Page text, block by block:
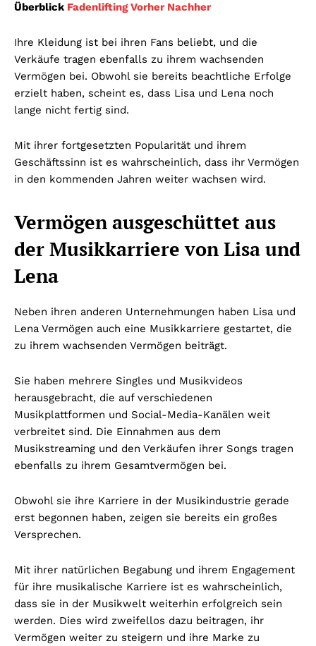
Überblick Fadenlifting Vorher Nachher
Ihre Kleidung ist bei ihren Fans beliebt, und die
Verkäufe tragen ebenfalls zu ihrem wachsenden
Vermögen bei. Obwohl sie bereits beachtliche Erfolge
erzielt haben, scheint es, dass Lisa und Lena noch
lange nicht fertig sind.
Mit ihrer fortgesetzten Popularität und ihrem
Geschäftssinn ist es wahrscheinlich, dass ihr Vermögen
in den kommenden Jahren weiter wachsen wird.
Vermögen ausgeschüttet aus
der Musikkarriere von Lisa und
Lena
Neben ihren anderen Unternehmungen haben Lisa und
Lena Vermögen auch eine Musikkarriere gestartet, die
zu ihrem wachsenden Vermögen beiträgt.
Sie haben mehrere Singles und Musikvideos
herausgebracht, die auf verschiedenen
Musikplattformen und Social-Media-Kanälen weit
verbreitet sind. Die Einnahmen aus dem
Musikstreaming und den Verkäufen ihrer Songs tragen
ebenfalls zu ihrem Gesamtvermögen bei.
Obwohl sie ihre Karriere in der Musikindustrie gerade
erst begonnen haben, zeigen sie bereits ein großes
Versprechen.
Mit ihrer natürlichen Begabung und ihrem Engagement
für ihre musikalische Karriere ist es wahrscheinlich,
dass sie in der Musikwelt weiterhin erfolgreich sein
werden. Dies wird zweifellos dazu beitragen, ihr
Vermögen weiter zu steigern und ihre Marke zu